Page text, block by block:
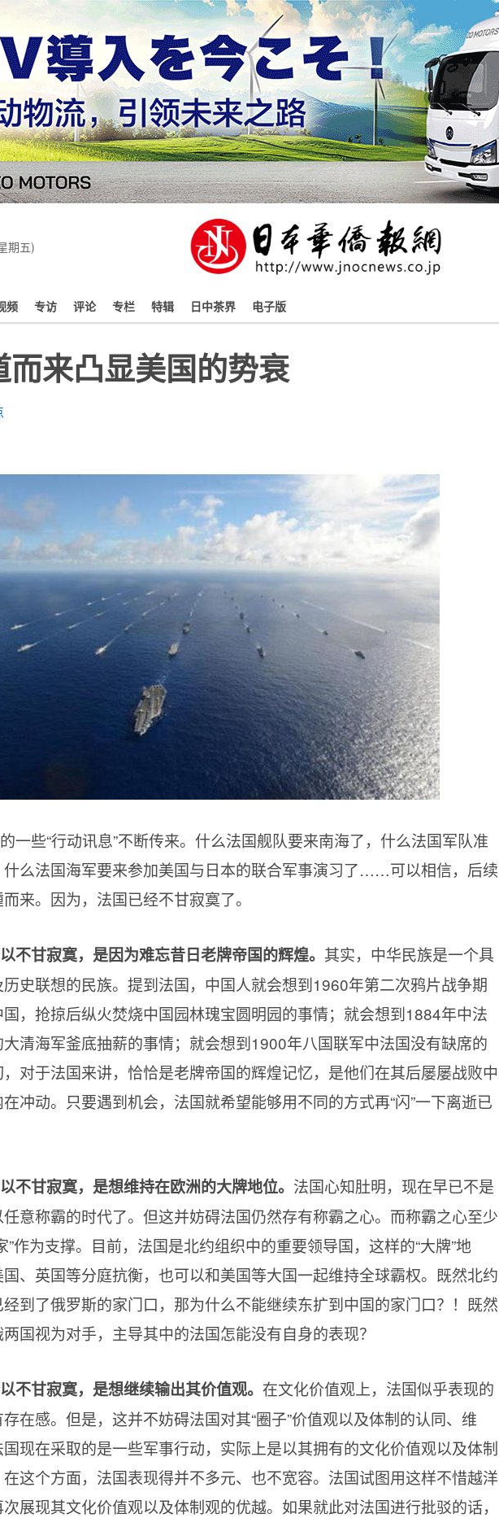
期五)
频 专访 评论 专栏 特辑 日中茶界 电子版
而来凸显美国的势衰
一些“行动讯息”不断传来。什么法国舰队要来南海了，什么法国军队准
么法国海军要来参加美国与日本的联合军事演习了……可以相信，后续
来。因为，法国已经不甘寂寞了。
不甘寂寞，是因为难忘昔日老牌帝国的辉煌。 其实，中华民族是一个具
史联想的民族。提到法国，中国人就会想到1960年第二次鸦片战争期
，抢掠后纵火焚烧中国园林瑰宝圆明园的事情；就会想到1884年中法
清海军釜底抽薪的事情；就会想到1900年八国联军中法国没有缺席的
对于法国来讲，恰恰是老牌帝国的辉煌记忆，是他们在其后屡屡战败中
冲动。只要遇到机会，法国就希望能够用不同的方式再“闪”一下离逝已
不甘寂寞，是想维持在欧洲的大牌地位。 法国心知肚明，现在早已不是
意称霸的时代了。但这并妨碍法国仍然存有称霸之心。而称霸之心至少
”作为支撑。目前，法国是北约组织中的重要领导国，这样的“大牌”地
、英国等分庭抗衡，也可以和美国等大国一起维持全球霸权。既然北约
到了俄罗斯的家门口，那为什么不能继续东扩到中国的家门口？！既然
国视为对手，主导其中的法国怎能没有自身的表现？
不甘寂寞，是想继续输出其价值观。 在文化价值观上，法国似乎表现的
在感。但是，这并不妨碍法国对其“圈子”价值观以及体制的认同、维
现在采取的是一些军事行动，实际上是以其拥有的文化价值观以及体制
这个方面，法国表现得并不多元、也不宽容。法国试图用这样不惜越洋
展现其文化价值观以及体制观的优越。如果就此对法国进行批驳的话，